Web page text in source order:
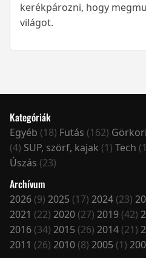
kerékpározni, hogy
világot.
Kategóriák
Egyéb (18) Futás (162) Görkori
(4) SUP, szörf, kajak (1) Tech
Úszás (23)
Archívum
2026 (9) 2025 (17) 2024 (23)
2021 (22) 2020 (27) 2019 (42)
2016 (34) 2015 (26) 2014 (21)
2011 (26) 2010 (8) 2005 (1)